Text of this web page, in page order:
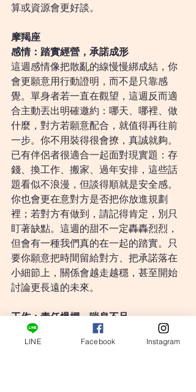
算或資源會更好談。
摩羯座
感情：踏實經營，承諾成形
這週感情像把散亂的線慢慢綁成結，你
會更願意用行動證明，而不是只靠感
覺。單身者若一直在觀望，這週反而適
合主動丟出明確邀約：哪天、哪裡、做
什麼，對方若願意配合，就值得再往前
一步。你不用裝得很會撩，真誠就夠。
已有伴侶者很適合一起面對現實題：存
錢、換工作、搬家、過年安排，這些話
題看似不浪漫，但談得順就是安全感。
你也會更在意對方是否把你放進規劃
裡；若對方有做到，請記得肯定，別只
盯著缺點。這週的甜不一定轟轟烈烈，
但會有一種我們真的在一起的踏實。只
要你願意把時間留給對方、把承諾落在
小細節上，關係會越走越穩，甚至開始
討論更長遠的未來。
工作：責任爆棚，喘息不足
工作這週壓力偏高，像是同時被幾條線
拉扯：上面要成果、下面要支援、旁邊
LINE Facebook Instagram